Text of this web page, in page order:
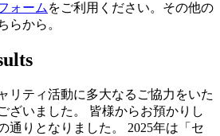
ォームをご利用ください。その他の
らから。
リティ活動に多大なるご協力をいた
ざいました。 皆様からお預かりし
通りとなりました。 2025年は「セ